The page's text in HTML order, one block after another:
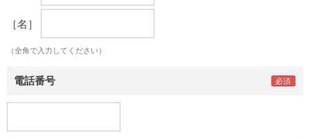
［名］
（全角で入力してください）
電話番号